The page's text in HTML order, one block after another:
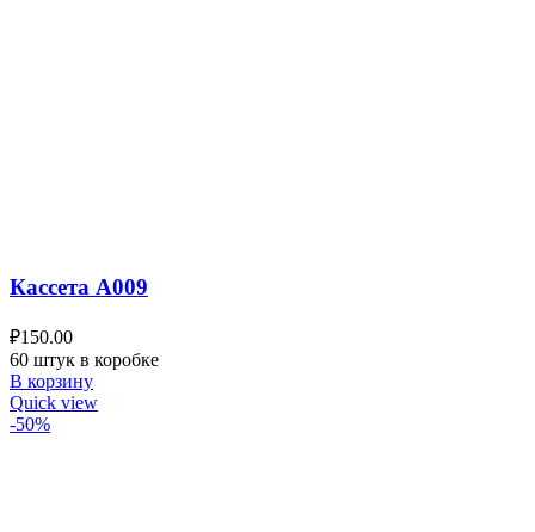
Кассета A009
₽150.00
60 штук в коробке
В корзину
Quick view
-50%